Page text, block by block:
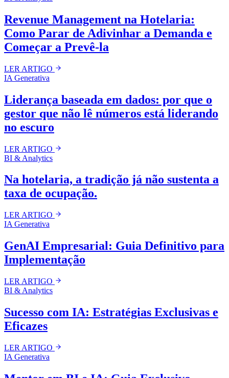
Revenue Management na Hotelaria:
Como Parar de Adivinhar a Demanda e
Começar a Prevê-la
LER ARTIGO
IA Generativa
Liderança baseada em dados: por que o
gestor que não lê números está liderando
no escuro
LER ARTIGO
BI & Analytics
Na hotelaria, a tradição já não sustenta a
taxa de ocupação.
LER ARTIGO
IA Generativa
GenAI Empresarial: Guia Definitivo para
Implementação
LER ARTIGO
BI & Analytics
Sucesso com IA: Estratégias Exclusivas e
Eficazes
LER ARTIGO
IA Generativa